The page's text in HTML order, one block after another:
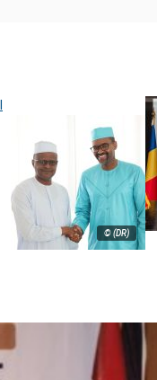
© (DR)